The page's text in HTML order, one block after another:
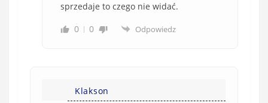
sprzedaje to czego nie widać.
0
0 Odpowiedz
Klakson